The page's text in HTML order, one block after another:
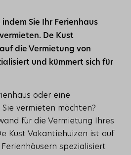
indem Sie Ihr Ferienhaus
De Kust
die Vermietung von
und kümmert sich für
oder eine
Sie vermieten möchten?
für die Vermietung Ihres
Kust Vakantiehuizen ist auf
spezialisiert